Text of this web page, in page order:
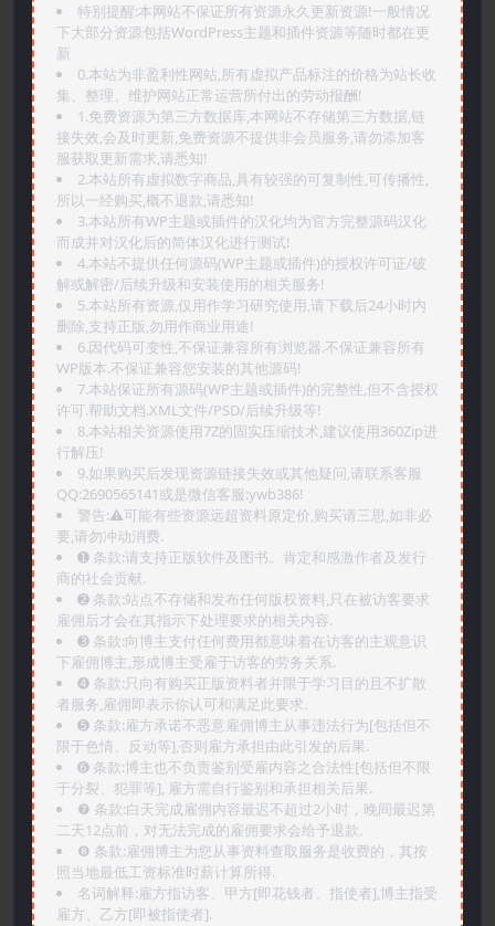
特别提醒:本网站不保证所有资源永久更新资源!一般情况
下大部分资源包括WordPress主题和插件资源等随时都在更
新
0.本站为非盈利性网站,所有虚拟产品标注的价格为站长收
集、整理、维护网站正常运营所付出的劳动报酬!
1.免费资源为第三方数据库,本网站不存储第三方数据,链
接失效,会及时更新,免费资源不提供非会员服务,请勿添加客
服获取更新需求,请悉知!
2.本站所有虚拟数字商品,具有较强的可复制性,可传播性,
所以一经购买,概不退款,请悉知!
3.本站所有WP主题或插件的汉化均为官方完整源码汉化
而成并对汉化后的简体汉化进行测试!
4.本站不提供任何源码(WP主题或插件)的授权许可证/破
解或解密/后续升级和安装使用的相关服务!
5.本站所有资源,仅用作学习研究使用,请下载后24小时内
删除,支持正版,勿用作商业用途!
6.因代码可变性,不保证兼容所有浏览器.不保证兼容所有
WP版本.不保证兼容您安装的其他源码!
7.本站保证所有源码(WP主题或插件)的完整性,但不含授权
许可.帮助文档.XML文件/PSD/后续升级等!
8.本站相关资源使用7Z的固实压缩技术,建议使用360Zip进
行解压!
9.如果购买后发现资源链接失效或其他疑问,请联系客服
QQ:2690565141或是微信客服:ywb386!
警告:⚠️可能有些资源远超资料原定价,购买请三思,如非必
要,请勿冲动消费.
➊️ 条款:请支持正版软件及图书。肯定和感激作者及发行
商的社会贡献.
➋️ 条款:站点不存储和发布任何版权资料,只在被访客要求
雇佣后才会在其指示下处理要求的相关内容.
➌️ 条款:向博主支付任何费用都意味着在访客的主观意识
下雇佣博主,形成博主受雇于访客的劳务关系.
➍️ 条款:只向有购买正版资料者并限于学习目的且不扩散
者服务,雇佣即表示你认可和满足此要求.
➎ 条款:雇方承诺不恶意雇佣博主从事违法行为[包括但不
限于色情、反动等],否则雇方承担由此引发的后果.
➏️ 条款:博主也不负责鉴别受雇内容之合法性[包括但不限
于分裂、犯罪等], 雇方需自行鉴别和承担相关后果.
❼ 条款:白天完成雇佣内容最迟不超过2小时，晚间最迟第
二天12点前，对无法完成的雇佣要求会给予退款.
❽ 条款:雇佣博主为您从事资料查取服务是收费的，其按
照当地最低工资标准时薪计算所得.
名词解释:雇方指访客、甲方[即花钱者、指使者],博主指受
雇方、乙方[即被指使者].